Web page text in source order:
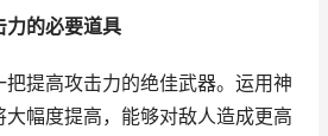
的必要道具
提高攻击力的绝佳武器。运用神
幅度提高，能够对敌人造成更高